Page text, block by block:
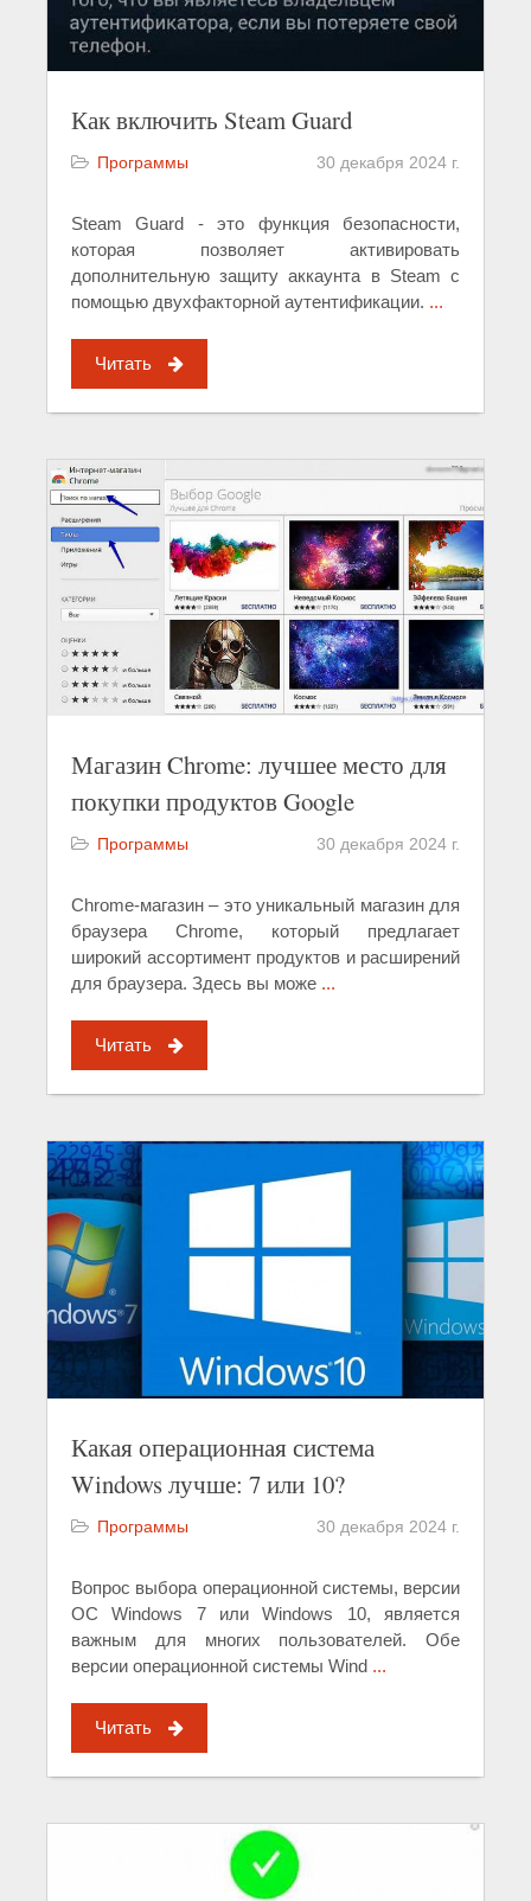
Как включить Steam Guard
Программы 30 декабря 2024 г.
Steam Guard - это функция безопасности,
которая позволяет активировать
дополнительную защиту аккаунта в Steam с
помощью двухфакторной аутентификации. ...
Читать
Магазин Chrome: лучшее место для
покупки продуктов Google
Программы 30 декабря 2024 г.
Chrome-магазин – это уникальный магазин для
браузера Chrome, который предлагает
широкий ассортимент продуктов и расширений
для браузера. Здесь вы може ...
Читать
Какая операционная система
Windows лучше: 7 или 10?
Программы 30 декабря 2024 г.
Вопрос выбора операционной системы, версии
ОС Windows 7 или Windows 10, является
важным для многих пользователей. Обе
версии операционной системы Wind ...
Читать